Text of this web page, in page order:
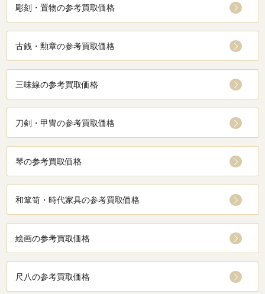
彫刻・置物の参考買取価格
古銭・勲章の参考買取価格
三味線の参考買取価格
刀剣・甲冑の参考買取価格
琴の参考買取価格
和箪笥・時代家具の参考買取価格
絵画の参考買取価格
尺八の参考買取価格